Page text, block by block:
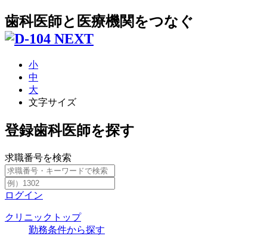
歯科医師と医療機関をつなぐ
小
中
大
文字サイズ
登録歯科医師を探す
求職番号を検索
ログイン
クリニックトップ
勤務条件から探す